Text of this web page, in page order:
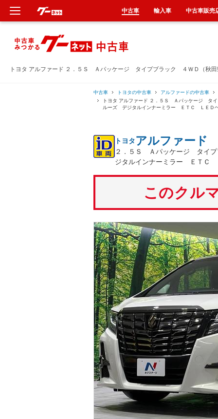
トヨタ アルファード ２．５Ｓ Ａパッケージ タイプブラック ４ＷＤ（秋田
中古車 トヨタの中古車
アルファードの中古車
トヨタ アルファード ２．５Ｓ Ａパッケージ
ルーズ デジタルインナーミラー ＥＴＣ ＬＥＤ
トヨタ アルファード
２．５Ｓ Ａパッケージ タイ
ジタルインナーミラー ＥＴＣ
このクル
中古車 輸入車 中古車販売
新車
中古車